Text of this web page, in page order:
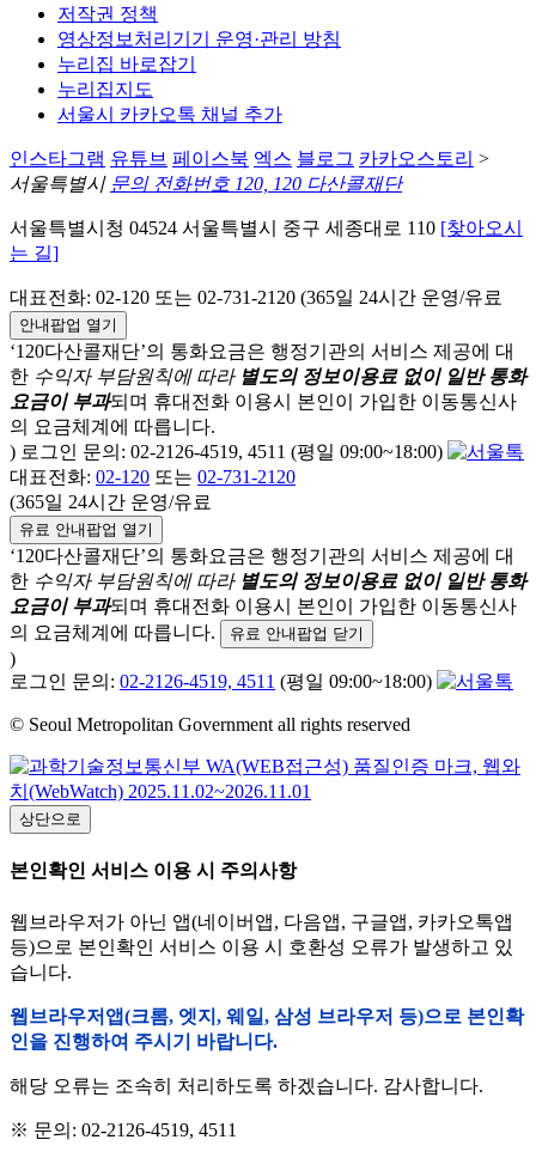
저작권 정책
영상정보처리기기 운영·관리 방침
누리집 바로잡기
누리집지도
서울시 카카오톡 채널 추가
인스타그램 유튜브 페이스북 엑스 블로그 카카오스토리 >
서울특별시 문의 전화번호 120, 120 다산콜재단
서울특별시청 04524 서울특별시 중구 세종대로 110 [찾아오시
는 길]
대표전화: 02-120 또는 02-731-2120 (365일 24시간 운영/유료
안내팝업 열기
‘120다산콜재단’의 통화요금은 행정기관의 서비스 제공에 대
한 수익자 부담원칙에 따라 별도의 정보이용료 없이 일반 통화
요금이 부과되며 휴대전화 이용시 본인이 가입한 이동통신사
의 요금체계에 따릅니다.
) 로그인 문의: 02-2126-4519, 4511 (평일 09:00~18:00)
대표전화: 02-120 또는 02-731-2120
(365일 24시간 운영/유료
유료 안내팝업 열기
‘120다산콜재단’의 통화요금은 행정기관의 서비스 제공에 대
한 수익자 부담원칙에 따라 별도의 정보이용료 없이 일반 통화
요금이 부과되며 휴대전화 이용시 본인이 가입한 이동통신사
의 요금체계에 따릅니다.
유료 안내팝업 닫기
)
로그인 문의: 02-2126-4519, 4511 (평일 09:00~18:00)
© Seoul Metropolitan Government all rights reserved
상단으로
본인확인 서비스 이용 시 주의사항
웹브라우저가 아닌 앱(네이버앱, 다음앱, 구글앱, 카카오톡앱
등)으로 본인확인 서비스 이용 시 호환성 오류가 발생하고 있
습니다.
웹브라우저앱(크롬, 엣지, 웨일, 삼성 브라우저 등)으로 본인확
인을 진행하여 주시기 바랍니다.
해당 오류는 조속히 처리하도록 하겠습니다. 감사합니다.
※ 문의: 02-2126-4519, 4511